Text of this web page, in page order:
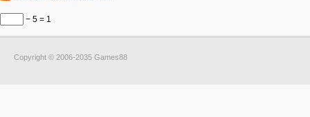
− 5 = 1
Copyright © 2006-2035 Games88